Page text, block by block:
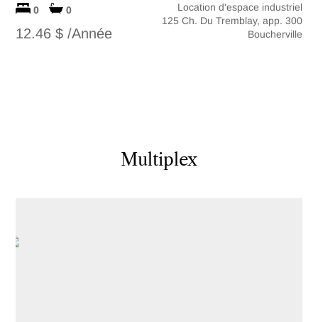
0 0
12.46 $ /Année
Location d'espace industriel
125 Ch. Du Tremblay, app. 300
Boucherville
Multiplex